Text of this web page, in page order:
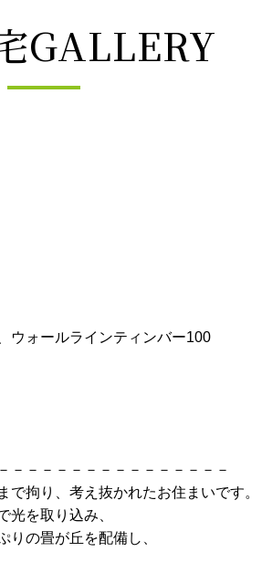
GALLERY
ォールラインティンバー100
－－－－－－－－－－－－－－－
拘り、考え抜かれたお住まいです。
を取り込み、
りの畳が丘を配備し、